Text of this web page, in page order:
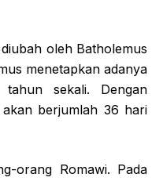
oleh Batholemus
menetapkan adanya
sekali. Dengan
berjumlah 36 hari
orang Romawi. Pada